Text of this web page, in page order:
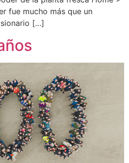
fue mucho más que un
[…]